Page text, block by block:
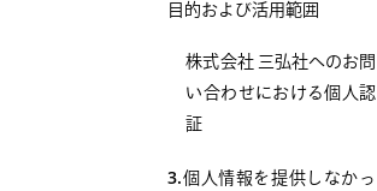
目的および活用範囲
株式会社 三弘社へのお問
い合わせにおける個人認
証
3.個人情報を提供しなかっ